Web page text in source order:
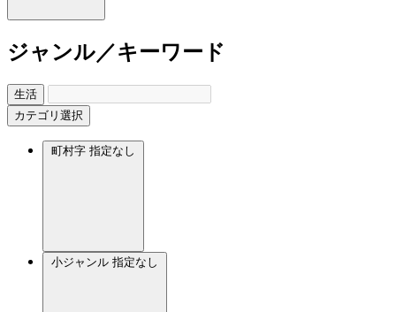
ジャンル／キーワード
生活
カテゴリ選択
町村字 指定なし
小ジャンル 指定なし